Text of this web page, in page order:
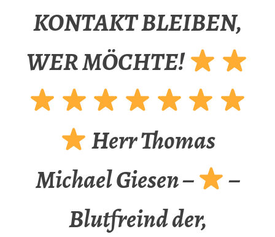
KONTAKT BLEIBEN,
WER MÖCHTE!
Herr Thomas
Michael Giesen –
–
Blutfreind der,